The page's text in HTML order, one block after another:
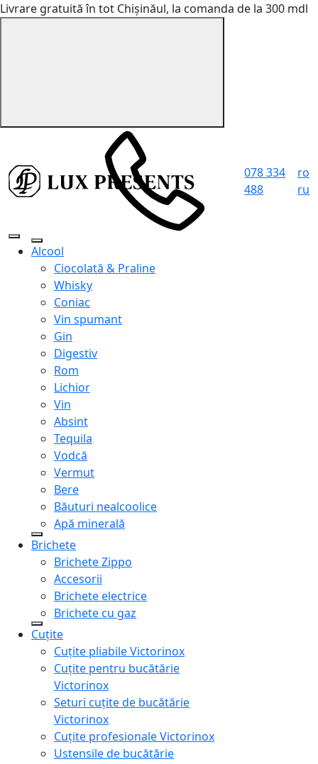
Livrare gratuită în tot Chișinăul, la comanda de la 300 mdl
078 334
488
ro
ru
Alcool
Ciocolată & Praline
Whisky
Coniac
Vin spumant
Gin
Digestiv
Rom
Lichior
Vin
Absint
Tequila
Vodcă
Vermut
Bere
Băuturi nealcoolice
Apă minerală
Brichete
Brichete Zippo
Accesorii
Brichete electrice
Brichete cu gaz
Cuțite
Cuțite pliabile Victorinox
Cuțite pentru bucătărie
Victorinox
Seturi cuțite de bucătărie
Victorinox
Cuțite profesionale Victorinox
Ustensile de bucătărie